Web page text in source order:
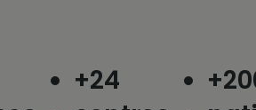
+24
+200